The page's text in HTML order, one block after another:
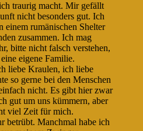
traurig macht. Mir gefällt
nicht besonders gut. Ich
einem rumänischen Shelter
zusammen. Ich mag
bitte nicht falsch verstehen,
eigene Familie.
liebe Kraulen, ich liebe
so gerne bei den Menschen
nicht. Es gibt hier zwar
gut um uns kümmern, aber
viel Zeit für mich.
betrübt. Manchmal habe ich